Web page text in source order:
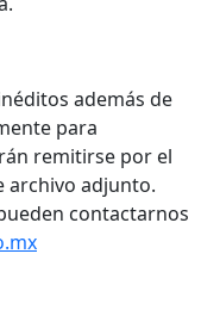
además de
para
remitirse por el
archivo adjunto.
contactarnos